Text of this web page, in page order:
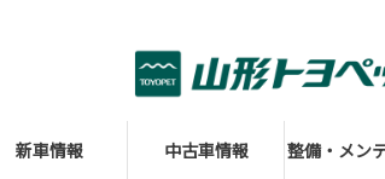
新車情報 中古車情報 整備・メン